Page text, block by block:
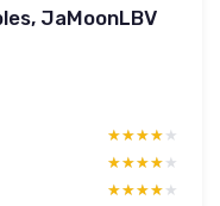
JaMoonLBV
★★★★★
★★★★★
★★★★★
★★★★★
★★★★★
★★★★★